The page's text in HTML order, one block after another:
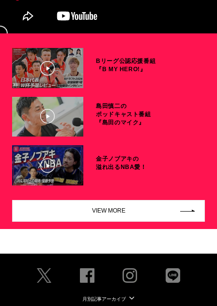
Bリーグ公認応援番組
『B MY HERO!』
島田慎二の
ポッドキャスト番組
『島田のマイク』
金子ノブアキの
溢れ出るNBA愛！
VIEW MORE
月別記事アーカイブ